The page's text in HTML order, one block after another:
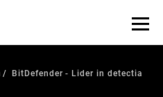
BitDefender - Lider in detectia